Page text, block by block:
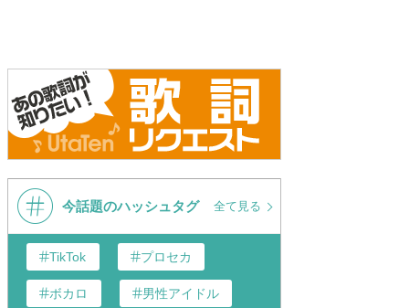
今話題のハッシュタグ 全て見る
TikTok プロセカ
ボカロ 男性アイドル